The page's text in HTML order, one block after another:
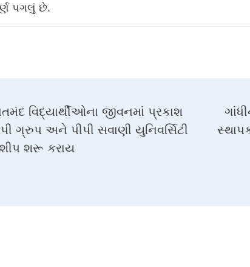
પગલું છે.
વિદ્યાર્થીઓના જીવનમાં પ્રકાશ
ગ્રુપ અને પીપી સવાણી યુનિવર્સિટી
શરૂ કરાય